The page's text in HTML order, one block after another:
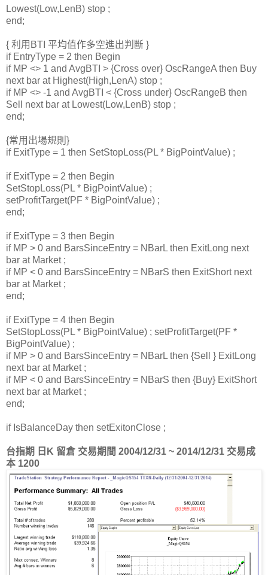
Lowest(Low,LenB) stop ;
end;
{ 利用BTI 平均值作多空進出判斷 }
if EntryType = 2 then Begin
if MP <> 1 and AvgBTI > {Cross over} OscRangeA then Buy
next bar at Highest(High,LenA) stop ;
if MP <> -1 and AvgBTI < {Cross under} OscRangeB then
Sell next bar at Lowest(Low,LenB) stop ;
end;
{常用出場規則}
if ExitType = 1 then SetStopLoss(PL * BigPointValue) ;
if ExitType = 2 then Begin
SetStopLoss(PL * BigPointValue) ;
setProfitTarget(PF * BigPointValue) ;
end;
if ExitType = 3 then Begin
if MP > 0 and BarsSinceEntry = NBarL then ExitLong next
bar at Market ;
if MP < 0 and BarsSinceEntry = NBarS then ExitShort next
bar at Market ;
end;
if ExitType = 4 then Begin
SetStopLoss(PL * BigPointValue) ; setProfitTarget(PF *
BigPointValue) ;
if MP > 0 and BarsSinceEntry = NBarL then {Sell } ExitLong
next bar at Market ;
if MP < 0 and BarsSinceEntry = NBarS then {Buy} ExitShort
next bar at Market ;
end;
if IsBalanceDay then setExitonClose ;
台指期 日K 留倉 交易期間 2004/12/31 ~ 2014/12/31 交易成
本 1200